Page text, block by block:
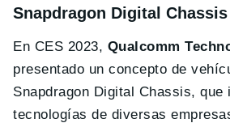
Snapdragon Digital Chassis
En CES 2023, Qualcomm
presentado un concepto de
Snapdragon Digital Chassis, que
tecnologías de diversas